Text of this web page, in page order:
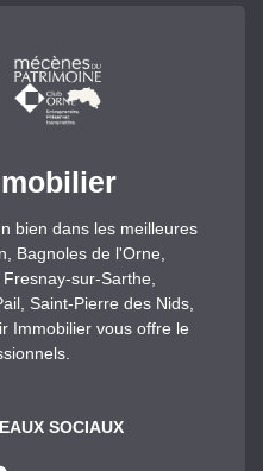
bien dans les meilleures
Bagnoles de l'Orne,
sur-Sarthe,
Saint-Pierre des Nids,
Immobilier vous offre le
SOCIAUX